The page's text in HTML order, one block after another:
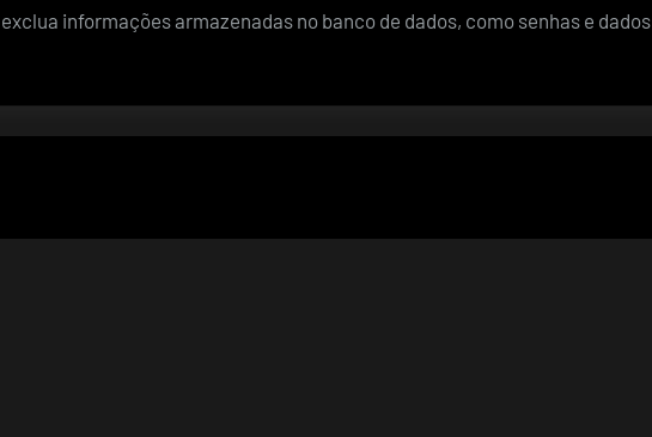
informações armazenadas no banco de dados, como senhas e dados